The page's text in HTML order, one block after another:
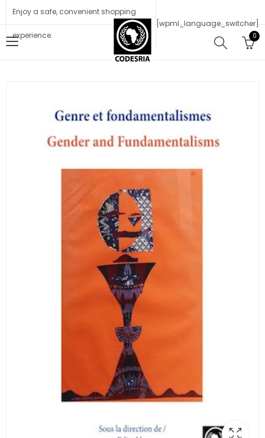
Enjoy a safe, convenient shopping
experience.
[wpml_language_switcher]
0